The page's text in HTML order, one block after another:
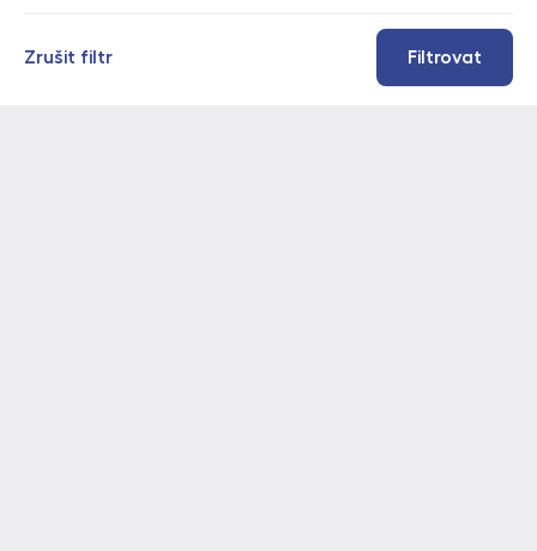
Filtrovat
Zrušit filtr